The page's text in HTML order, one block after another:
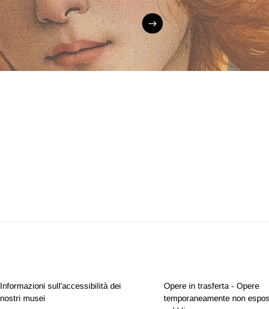
Informazioni sull'accessibilità dei
nostri musei
Opere in trasferta - Opere
temporaneamente non